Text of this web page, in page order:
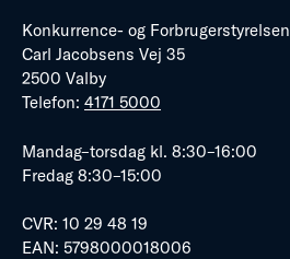
Konkurrence- og Forbrugerstyrelsen
Carl Jacobsens Vej 35
2500 Valby
Telefon: 4171 5000
Mandag–torsdag kl. 8:30–16:00
Fredag 8:30–15:00
CVR: 10 29 48 19
EAN: 5798000018006